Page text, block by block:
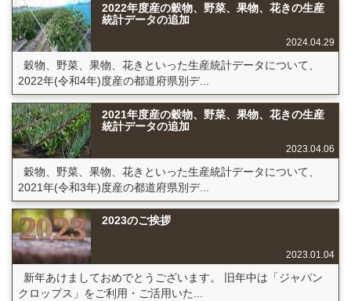
2022年度産の穀物、野菜、果物、花きの生産
統計データの追加
2024.04.29
穀物、野菜、果物、花きといった生産統計データについて、
2022年(令和4年)度産の都道府県別デ...
2021年度産の穀物、野菜、果物、花きの生産
統計データの追加
2023.04.06
穀物、野菜、果物、花きといった生産統計データについて、
2021年(令和3年)度産の都道府県別デ...
2023のご挨拶
2023.01.04
新年あけましておめでとうございます。 旧年中は「ジャパン
クロップス」をご利用・ご活用いた...